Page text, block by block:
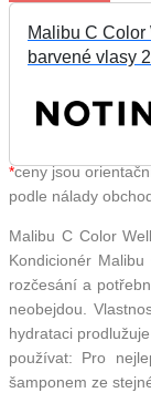
Malibu C
barvené vlasy
*ceny jsou
podle nálady
Malibu C Color
Kondicionér
rozčesání a
neobejdou.
hydrataci
používat: Pro
šamponem ze